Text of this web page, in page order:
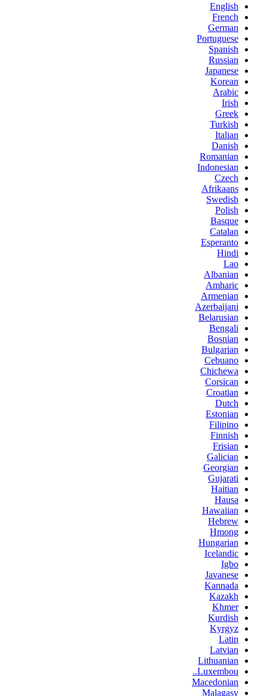
English
French
German
Portuguese
Spanish
Russian
Japanese
Korean
Arabic
Irish
Greek
Turkish
Italian
Danish
Romanian
Indonesian
Czech
Afrikaans
Swedish
Polish
Basque
Catalan
Esperanto
Hindi
Lao
Albanian
Amharic
Armenian
Azerbaijani
Belarusian
Bengali
Bosnian
Bulgarian
Cebuano
Chichewa
Corsican
Croatian
Dutch
Estonian
Filipino
Finnish
Frisian
Galician
Georgian
Gujarati
Haitian
Hausa
Hawaiian
Hebrew
Hmong
Hungarian
Icelandic
Igbo
Javanese
Kannada
Kazakh
Khmer
Kurdish
Kyrgyz
Latin
Latvian
Lithuanian
Luxembou..
Macedonian
Malagasy